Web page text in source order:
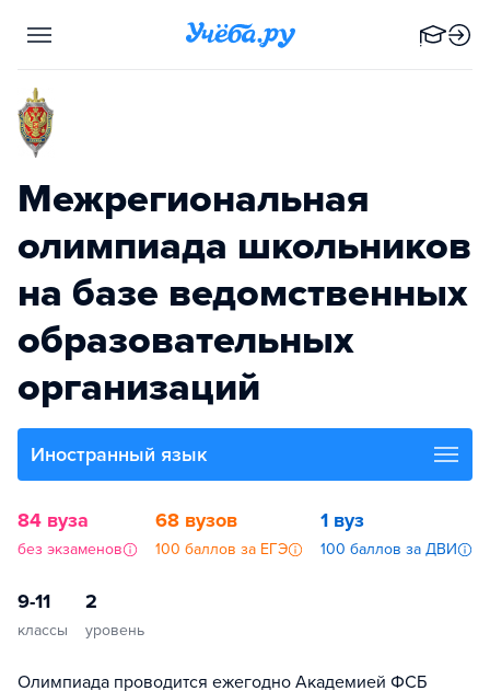
Межрегиональная
олимпиада школьников
на базе ведомственных
образовательных
организаций
Иностранный язык
84 вуза
без экзаменов
68 вузов
100 баллов за ЕГЭ
1 вуз
100 баллов за ДВИ
9-11
классы
2
уровень
Олимпиада проводится ежегодно Академией ФСБ